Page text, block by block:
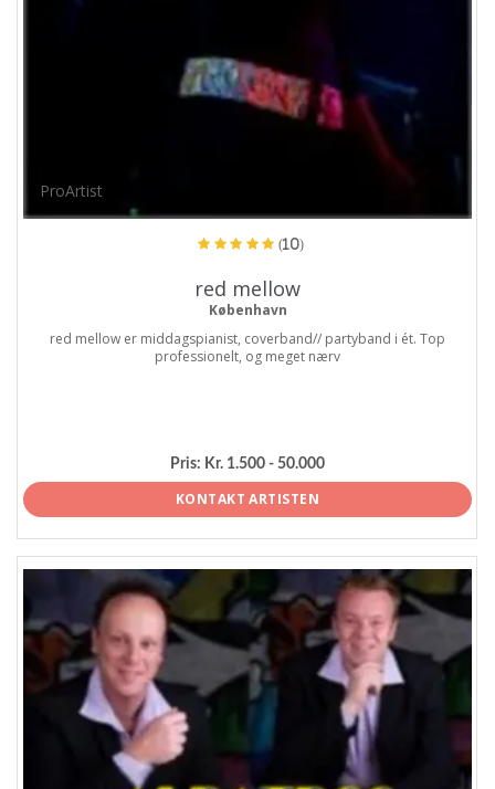
ProArtist
(10)
red mellow
København
red mellow er middagspianist, coverband// partyband i ét. Top
professionelt, og meget nærv
Pris: Kr. 1.500 - 50.000
KONTAKT ARTISTEN